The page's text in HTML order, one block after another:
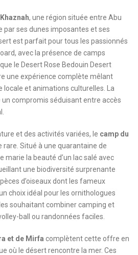
, une région située entre Abu
par ses dunes imposantes et ses
est parfait pour tous les passionnés
avec la présence de camps
le Desert Rose Bedouin Desert
une expérience complète mêlant
et animations culturelles. La
compromis séduisant entre accès
et des activités variées, le camp du
rare. Situé à une quarantaine de
marie la beauté d’un lac salé avec
une biodiversité surprenante
d’oiseaux dont les fameux
choix idéal pour les ornithologues
souhaitant combiner camping et
ball ou randonnées faciles.
et de Mirfa complètent cette offre en
où le désert rencontre la mer. Ces